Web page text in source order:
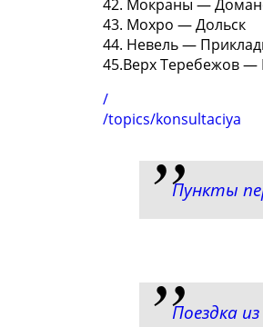
42. Мокраны —
43. Мохро — Дольск
44. Невель —
45.Верх Теребежов
/
/topics/konsultaciya
Пункты
Поездка